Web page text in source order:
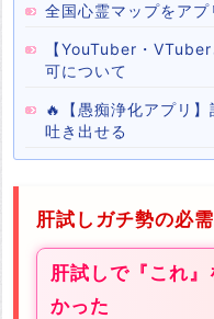
全国心霊マップをア
【YouTuber・
可について
🔥【愚痴浄化アプリ
吐き出せる
肝試しガチ勢の必
肝試しで『これ
かった